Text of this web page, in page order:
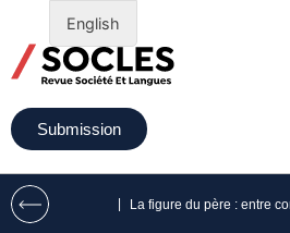
Submission
English